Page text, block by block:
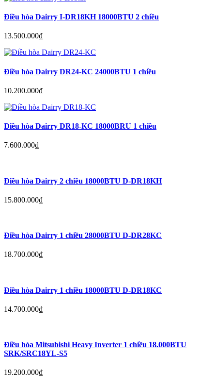
Điều hòa Dairry I-DR18KH 18000BTU 2 chiều
13.500.000₫
Điều hòa Dairry DR24-KC 24000BTU 1 chiều
10.200.000₫
Điều hòa Dairry DR18-KC 18000BRU 1 chiều
7.600.000₫
Điều hòa Dairry 2 chiều 18000BTU D-DR18KH
15.800.000₫
Điều hòa Dairry 1 chiều 28000BTU D-DR28KC
18.700.000₫
Điều hòa Dairry 1 chiều 18000BTU D-DR18KC
14.700.000₫
Điều hòa Mitsubishi Heavy Inverter 1 chiều 18.000BTU
SRK/SRC18YL-S5
19.200.000₫